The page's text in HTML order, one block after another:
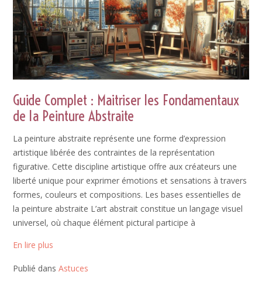
Guide Complet : Maitriser les Fondamentaux
de la Peinture Abstraite
La peinture abstraite représente une forme d’expression
artistique libérée des contraintes de la représentation
figurative. Cette discipline artistique offre aux créateurs une
liberté unique pour exprimer émotions et sensations à travers
formes, couleurs et compositions. Les bases essentielles de
la peinture abstraite L’art abstrait constitue un langage visuel
universel, où chaque élément pictural participe à
En lire plus
Publié dans Astuces